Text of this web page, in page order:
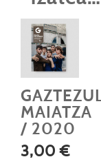
MAIATZA
/ 2020
3,00€